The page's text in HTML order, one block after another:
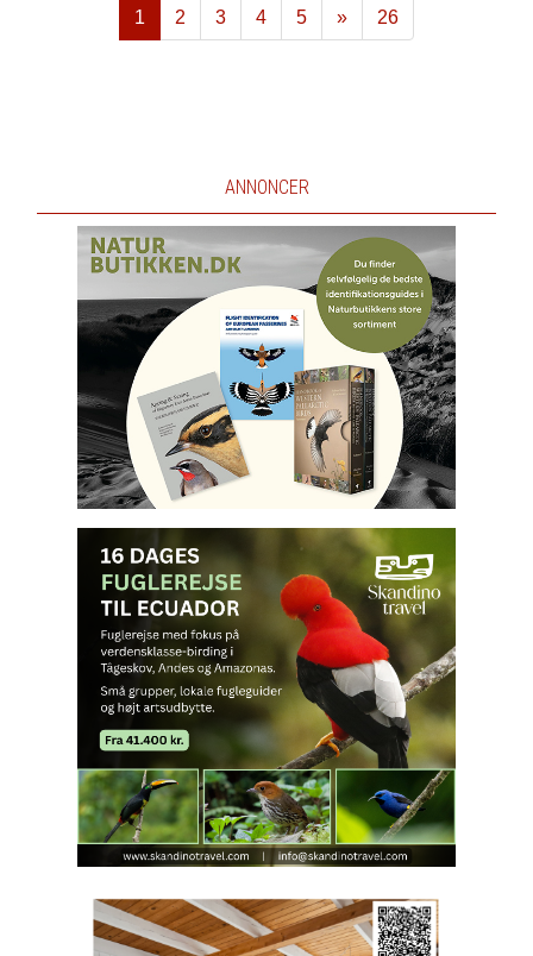
1 2 3 4 5
»
Næste
26
ANNONCER